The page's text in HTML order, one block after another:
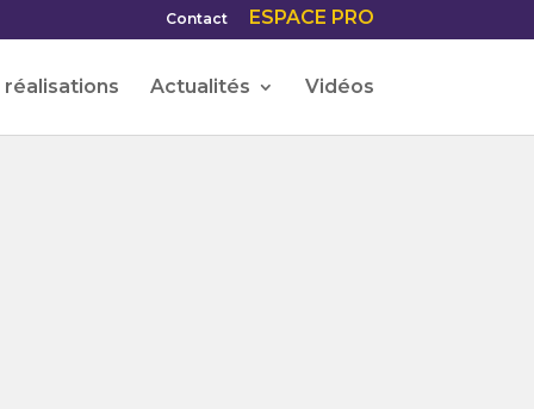
Contact ESPACE PRO
réalisations Actualités Vidéos